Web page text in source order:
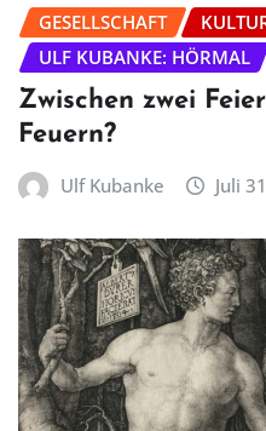
GESELLSCHAFT
ULF KUBANKE: HÖRMAL
Zwischen zwei
Feuern?
Ulf Kubanke Juli